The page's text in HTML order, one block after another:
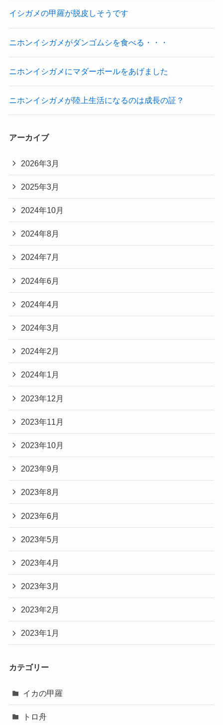
イシガメの甲羅が脱皮しそうです
ニホンイシガメがダンゴムシを食べる・・・
ニホンイシガメにマダーボールをあげました
ニホンイシガメが陸上生活になるのは成長の証？
アーカイブ
2026年3月
2025年3月
2024年10月
2024年8月
2024年7月
2024年6月
2024年4月
2024年3月
2024年2月
2024年1月
2023年12月
2023年11月
2023年10月
2023年9月
2023年8月
2023年6月
2023年5月
2023年4月
2023年3月
2023年2月
2023年1月
カテゴリー
イカの甲羅
トロ舟